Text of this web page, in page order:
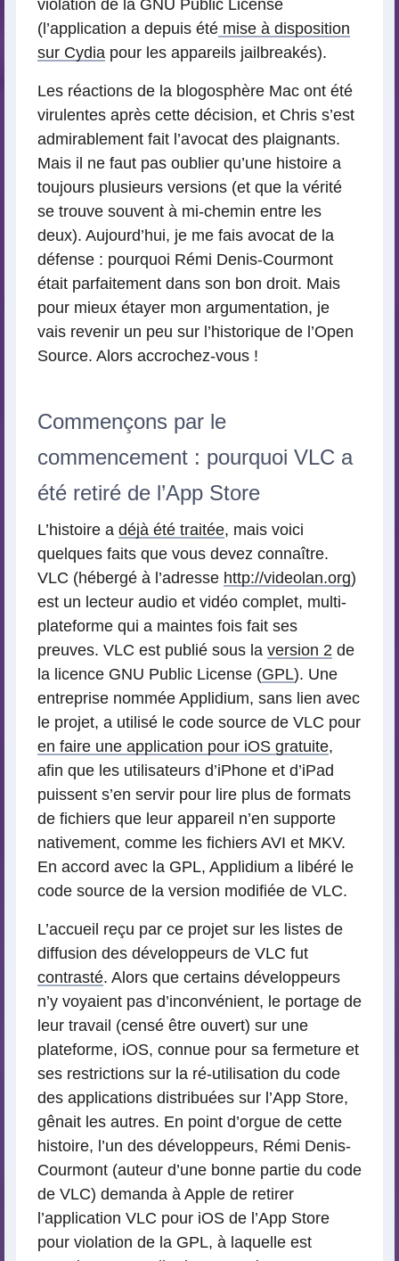
violation de la GNU Public License
(l’application a depuis été mise à disposition
sur Cydia pour les appareils jailbreakés).
Les réactions de la blogosphère Mac ont été
virulentes après cette décision, et Chris s’est
admirablement fait l’avocat des plaignants.
Mais il ne faut pas oublier qu’une histoire a
toujours plusieurs versions (et que la vérité
se trouve souvent à mi-chemin entre les
deux). Aujourd’hui, je me fais avocat de la
défense : pourquoi Rémi Denis-Courmont
était parfaitement dans son bon droit. Mais
pour mieux étayer mon argumentation, je
vais revenir un peu sur l’historique de l’Open
Source. Alors accrochez-vous !
Commençons par le
commencement : pourquoi VLC a
été retiré de l’App Store
L’histoire a déjà été traitée, mais voici
quelques faits que vous devez connaître.
VLC (hébergé à l’adresse http://videolan.org)
est un lecteur audio et vidéo complet, multi-
plateforme qui a maintes fois fait ses
preuves. VLC est publié sous la version 2 de
la licence GNU Public License (GPL). Une
entreprise nommée Applidium, sans lien avec
le projet, a utilisé le code source de VLC pour
en faire une application pour iOS gratuite,
afin que les utilisateurs d’iPhone et d’iPad
puissent s’en servir pour lire plus de formats
de fichiers que leur appareil n’en supporte
nativement, comme les fichiers AVI et MKV.
En accord avec la GPL, Applidium a libéré le
code source de la version modifiée de VLC.
L’accueil reçu par ce projet sur les listes de
diffusion des développeurs de VLC fut
contrasté. Alors que certains développeurs
n’y voyaient pas d’inconvénient, le portage de
leur travail (censé être ouvert) sur une
plateforme, iOS, connue pour sa fermeture et
ses restrictions sur la ré-utilisation du code
des applications distribuées sur l’App Store,
gênait les autres. En point d’orgue de cette
histoire, l’un des développeurs, Rémi Denis-
Courmont (auteur d’une bonne partie du code
de VLC) demanda à Apple de retirer
l’application VLC pour iOS de l’App Store
pour violation de la GPL, à laquelle est